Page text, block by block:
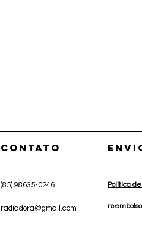
CONTATO
(85) 98635-0246
radiadora@gmail.com
Política
reembolso